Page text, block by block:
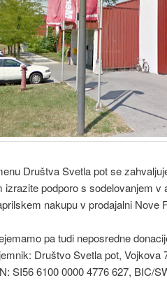
Društva Svetla pot se
izrazite podporo s sodelovanjem
nakupu v prodajalni Nove
pa tudi neposredne
Društvo Svetla pot, Vojkova
SI56 6100 0000 4776 627, BIC/